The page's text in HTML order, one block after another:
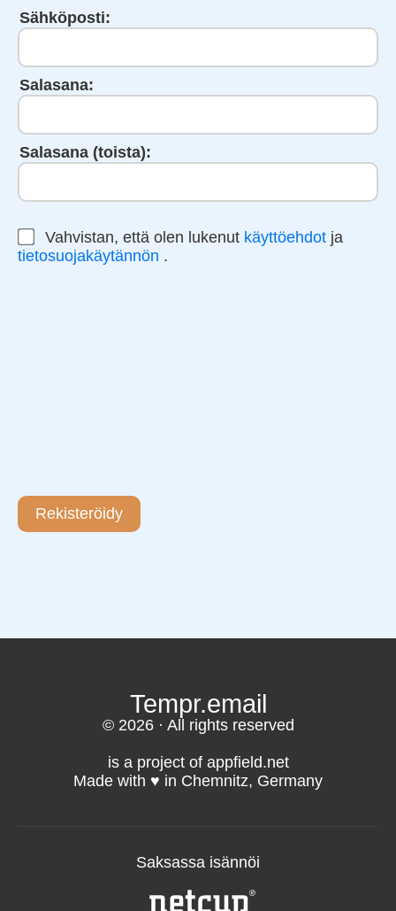
Sähköposti:
Salasana:
Salasana (toista):
Vahvistan, että olen lukenut käyttöehdot ja
tietosuojakäytännön .
Rekisteröidy
Tempr.email
© 2026 · All rights reserved
is a project of appfield.net
Made with ♥️ in Chemnitz, Germany
Saksassa isännöi